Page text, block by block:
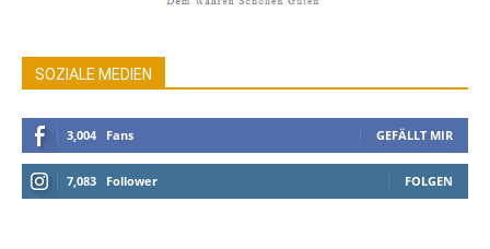
SOZIALE MEDIEN
3,004 Fans GEFÄLLT MIR
7,083 Follower FOLGEN